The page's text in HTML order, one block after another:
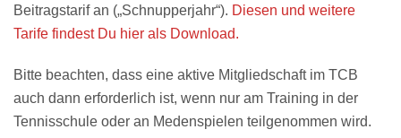
Beitragstarif an („Schnupperjahr“). Diesen und weitere
Tarife findest Du hier als Download.
Bitte beachten, dass eine aktive Mitgliedschaft im TCB
auch dann erforderlich ist, wenn nur am Training in der
Tennisschule oder an Medenspielen teilgenommen wird.